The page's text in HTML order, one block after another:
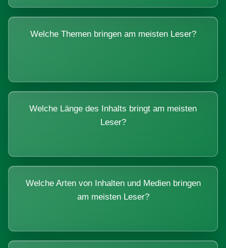
Welche Themen bringen am meisten Leser?
Welche Länge des Inhalts bringt am meisten
Leser?
Welche Arten von Inhalten und Medien bringen
am meisten Leser?